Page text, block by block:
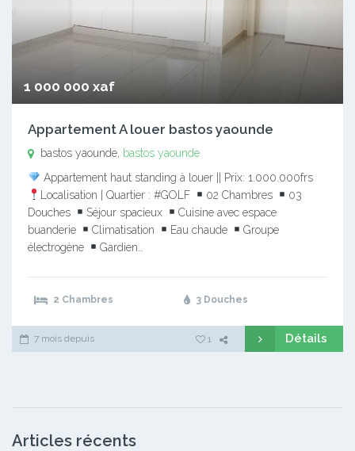
1 000 000 xaf
Appartement A louer bastos yaounde
bastos yaounde, bastos yaounde
Appartement haut standing à louer || Prix: 1.000.000frs
Localisation | Quartier : #GOLF
02 Chambres
03
Douches
Séjour spacieux
Cuisine avec espace
buanderie
Climatisation Eau chaude
Groupe
électrogène
Gardien…
2 Chambres 3 Douches
7 mois depuis 1 Détails
Articles récents